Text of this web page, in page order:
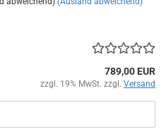
789,00 EUR
zzgl. 19% MwSt. zzgl. Versand